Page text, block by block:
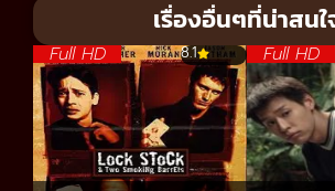
เรื่องอื่นๆที่น่าสนใ
Full HD 8.1 Full HD